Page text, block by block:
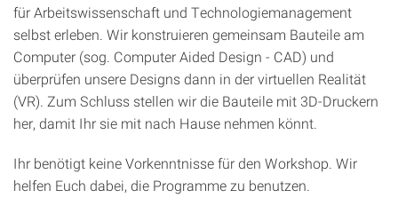
für Arbeitswissenschaft und Technologiemanagement
selbst erleben. Wir konstruieren gemeinsam Bauteile am
Computer (sog. Computer Aided Design - CAD) und
überprüfen unsere Designs dann in der virtuellen Realität
(VR). Zum Schluss stellen wir die Bauteile mit 3D-Druckern
her, damit Ihr sie mit nach Hause nehmen könnt.
Ihr benötigt keine Vorkenntnisse für den Workshop. Wir
helfen Euch dabei, die Programme zu benutzen.